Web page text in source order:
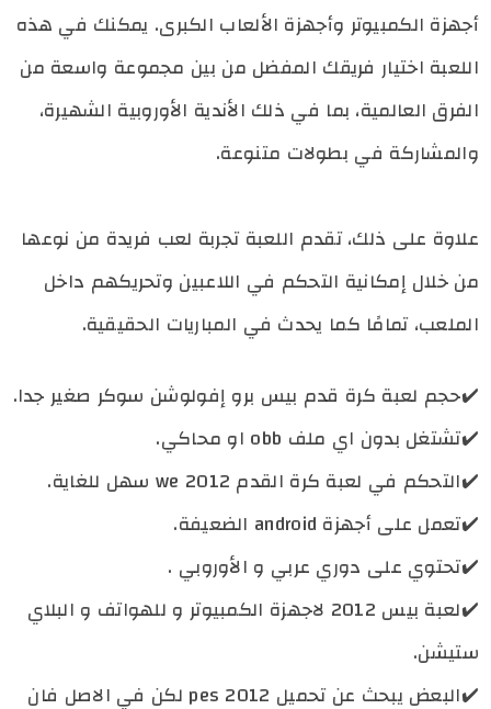
أجهزة الكمبيوتر وأجهزة الألعاب الكبرى. يمكنك في هذه
اللعبة اختيار فريقك المفضل من بين مجموعة واسعة من
الفرق العالمية، بما في ذلك الأندية الأوروبية الشهيرة،
والمشاركة في بطولات متنوعة.
علاوة على ذلك، تقدم اللعبة تجربة لعب فريدة من نوعها
من خلال إمكانية التحكم في اللاعبين وتحريكهم داخل
الملعب، تمامًا كما يحدث في المباريات الحقيقية.
✔️حجم لعبة كرة قدم بيس برو إفولوشن سوكر صغير جدا.
✔️تشتغل بدون اي ملف obb او محاكي.
✔️التحكم في لعبة كرة القدم we 2012 سهل للغاية.
✔️تعمل على أجهزة android الضعيفة.
✔️تحتوي على دوري عربي و الأوروبي .
✔️
لعبة بيس 2012 لاجهزة الكمبيوتر و للهواتف و البلاي
ستيشن.
✔️
البعض يبحث عن تحميل pes 2012 لكن في الاصل فان